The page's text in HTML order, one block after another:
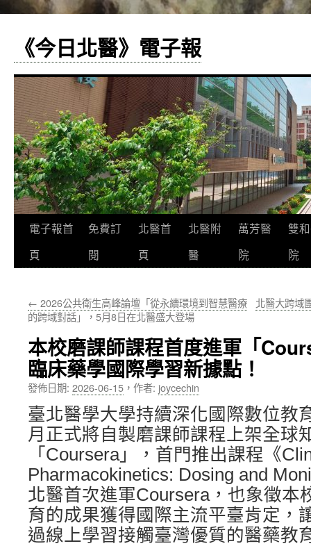
《今日北醫》電子報
跳
至
要
容
電子報首
頁
免費訂
閱
北醫首
頁
北醫附
醫
萬芳醫
院
雙
院
← 2026公共衛生高峰論壇「從永續環境到智慧醫療
的跨域對話」，5月8日在北醫盛大登場
北醫大跨域
本校磨課師課程首度進軍「
臨床藥學國際學習新據點！
發佈日期: 2026-06-15 ， 作者: joycechin
臺北醫學大學持續深化國際數位教
月正式將自製磨課師課程上架全球
「Coursera」，首門推出課程《
Pharmacokinetics: Dosing and
北醫首次進軍Coursera，也象徵本
育的成果獲得國際主流平臺肯定，
過線上學習接觸臺灣優質的醫藥教